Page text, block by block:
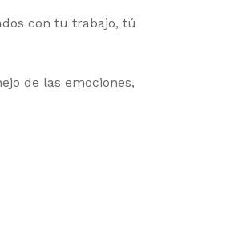
con tu trabajo, tú
de las emociones,